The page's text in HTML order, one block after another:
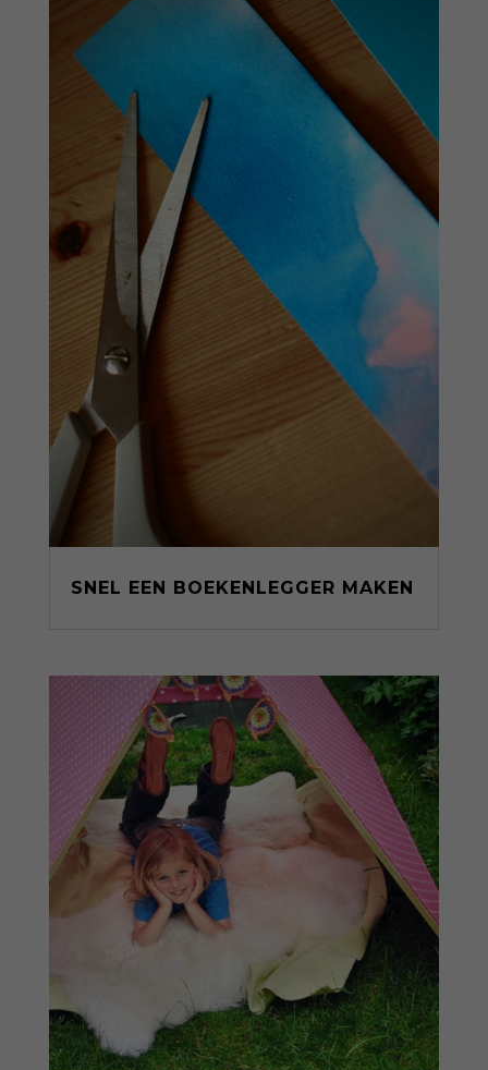
SNEL EEN BOEKENLEGGER MAKEN